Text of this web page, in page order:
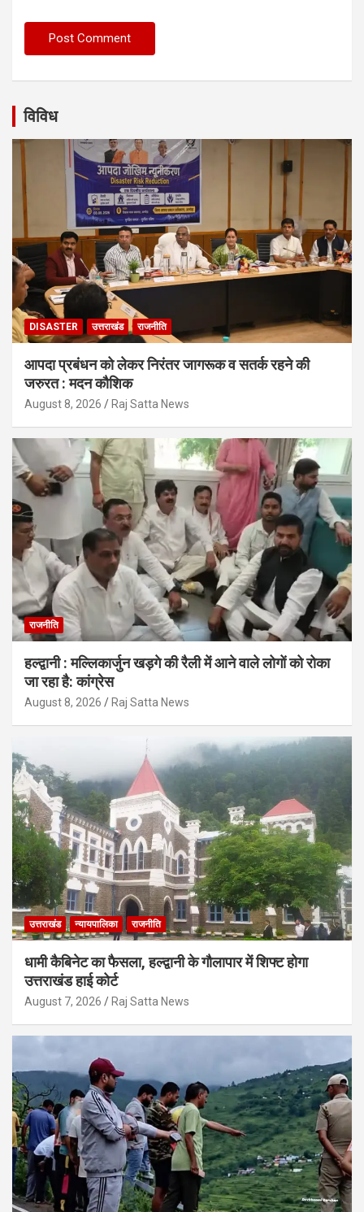
विविध
DISASTER उत्तराखंड राजनीति
आपदा प्रबंधन को लेकर निरंतर जागरूक व सतर्क रहने की
जरुरत : मदन कौशिक
August 8, 2026 Raj Satta News
राजनीति
हल्द्वानी : मल्लिकार्जुन खड़गे की रैली में आने वाले लोगों को रोका
जा रहा है: कांग्रेस
August 8, 2026 Raj Satta News
उत्तराखंड न्यायपालिका राजनीति
धामी कैबिनेट का फैसला, हल्द्वानी के गौलापार में शिफ्ट होगा
उत्तराखंड हाई कोर्ट
August 7, 2026 Raj Satta News